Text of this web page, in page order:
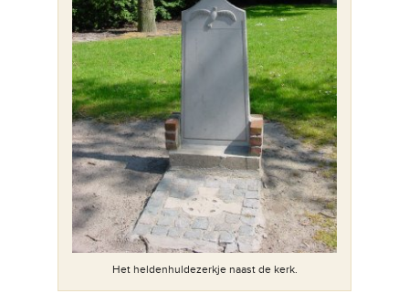
Het heldenhuldezerkje naast de kerk.